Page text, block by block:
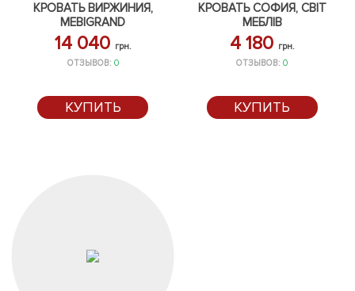
КРОВАТЬ ВИРЖИНИЯ,
MEBIGRAND
14 040 грн.
ОТЗЫВОВ: 0
КУПИТЬ
КРОВАТЬ СОФИЯ, СВІТ
МЕБЛІВ
4 180 грн.
ОТЗЫВОВ:0
КУПИТЬ